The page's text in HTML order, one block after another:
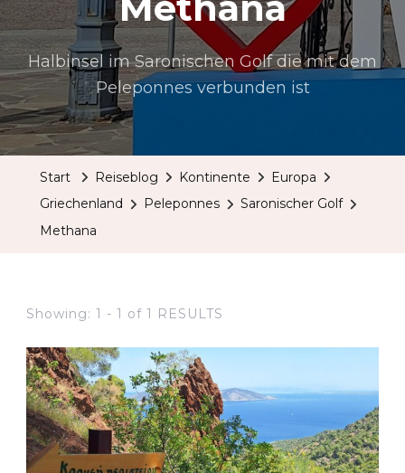
Halbinsel im Saronischen Golf die mit dem
Peleponnes verbunden ist
Start Reiseblog Kontinente
Europa
Griechenland
Peleponnes
Saronischer Golf
Methana
Showing: 1 - 1 of 1 RESULTS